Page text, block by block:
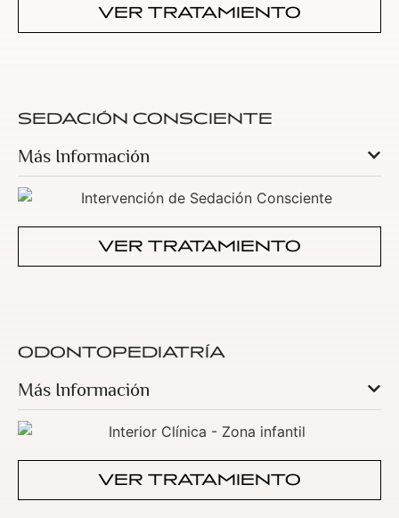
VER TRATAMIENTO
SEDACIÓN CONSCIENTE
Más Información
VER TRATAMIENTO
ODONTOPEDIATRÍA
Más Información
VER TRATAMIENTO